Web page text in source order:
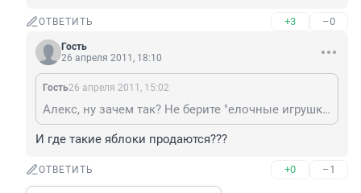
ОТВЕТИТЬ +3 –0
Гость
26 апреля 2011, 18:10
Гость26 апреля 2011, 15:02
Алекс, ну зачем так? Не берите "елочные игрушки", с блестящими, красными боками, есть вполне приличные яблоки из Белорусии, хохлы поставляют нормальные. Просто надо с головой подходить к покупкам, а не ставить кучу восклицательных знаков!
И где такие яблоки продаются???
ОТВЕТИТЬ +0 –1